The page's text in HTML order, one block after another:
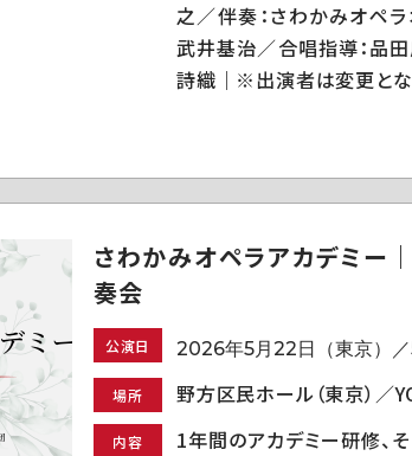
之／伴奏：さわかみオペラ
武井基治／合唱指導：品田
詩織｜※出演者は変更とな
さわかみオペラアカデミー
奏会
公演日 2026年5月22日（東京）／
場所 野方区民ホール（東京）／
内容
1年間のアカデミー研修、